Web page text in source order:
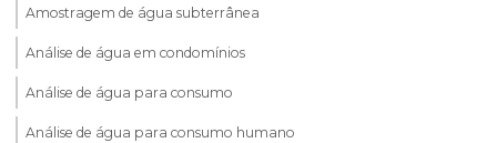
Amostragem de água subterrânea
Análise de água em condomínios
Análise de água para consumo
Análise de água para consumo humano